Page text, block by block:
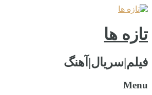
تازه ها
فیلم|سریال|آهنگ
Menu